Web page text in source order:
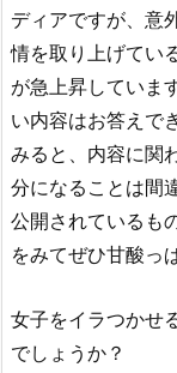
ディアですが、意
情を取り上げてい
が急上昇していま
い内容はお答えで
みると、内容に関
分になることは間
公開されているも
をみてぜひ甘酸っ
女子をイラつかせ
でしょうか？